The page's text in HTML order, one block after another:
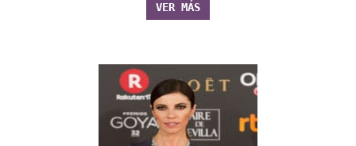
VER MÁS